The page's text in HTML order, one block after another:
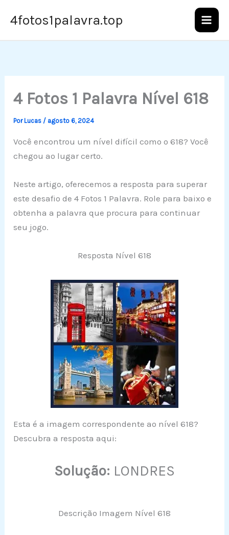
para4fotos1palavra.top
4 Fotos 1 Palavra Nível 618
PorLucas / agosto 6, 2024
Você encontrou um nível difícil como o 618? Você
chegou ao lugar certo.
Neste artigo, oferecemos a resposta para superar
este desafio de 4 Fotos 1 Palavra. Role para baixo e
obtenha a palavra que procura para continuar
seu jogo.
Resposta Nível 618
Esta é a imagem correspondente ao nível 618?
Descubra a resposta aqui:
Solução: LONDRES
Descrição Imagem Nível 618